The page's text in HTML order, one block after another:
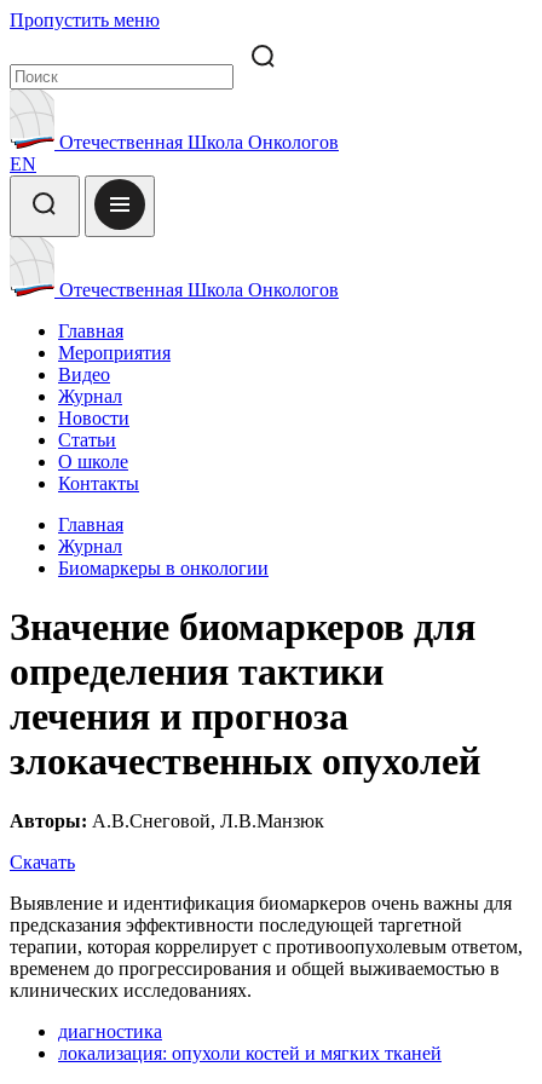
Пропустить меню
Отечественная Школа Онкологов
EN
Отечественная Школа Онкологов
Главная
Мероприятия
Видео
Журнал
Новости
Статьи
О школе
Контакты
Главная
Журнал
Биомаркеры в онкологии
Значение биомаркеров для
определения тактики
лечения и прогноза
злокачественных опухолей
Авторы: А.В.Снеговой, Л.В.Манзюк
Скачать
Выявление и идентификация биомаркеров очень важны для
предсказания эффективности последующей таргетной
терапии, которая коррелирует с противоопухолевым ответом,
временем до прогрессирования и общей выживаемостью в
клинических исследованиях.
диагностика
локализация: опухоли костей и мягких тканей